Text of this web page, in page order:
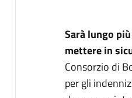
Sarà lungo
mettere in
Consorzio di
per gli